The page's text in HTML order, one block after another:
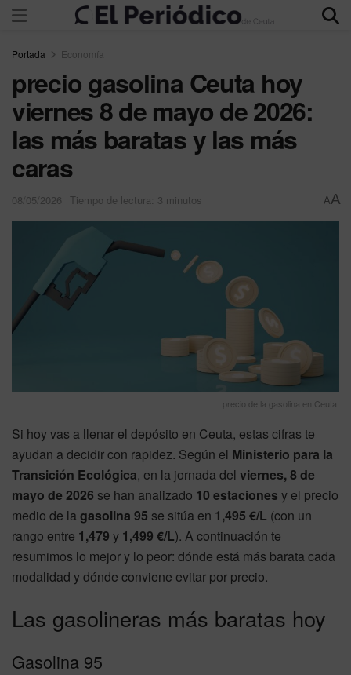
Portada Economía
precio gasolina Ceuta hoy
viernes 8 de mayo de 2026:
las más baratas y las más
caras
08/05/2026 Tiempo de lectura: 3 minutos AA
precio de la gasolina en Ceuta.
Si hoy vas a llenar el depósito en Ceuta, estas cifras te
ayudan a decidir con rapidez. Según el Ministerio para la
Transición Ecológica, en la jornada del viernes, 8 de
mayo de 2026 se han analizado 10 estaciones y el precio
medio de lagasolina 95 se sitúa en 1,495 €/L (con un
rango entre 1,479 y 1,499 €/L). A continuación te
resumimos lo mejor y lo peor: dónde está más barata cada
modalidad y dónde conviene evitar por precio.
Las gasolineras más baratas hoy
Gasolina 95